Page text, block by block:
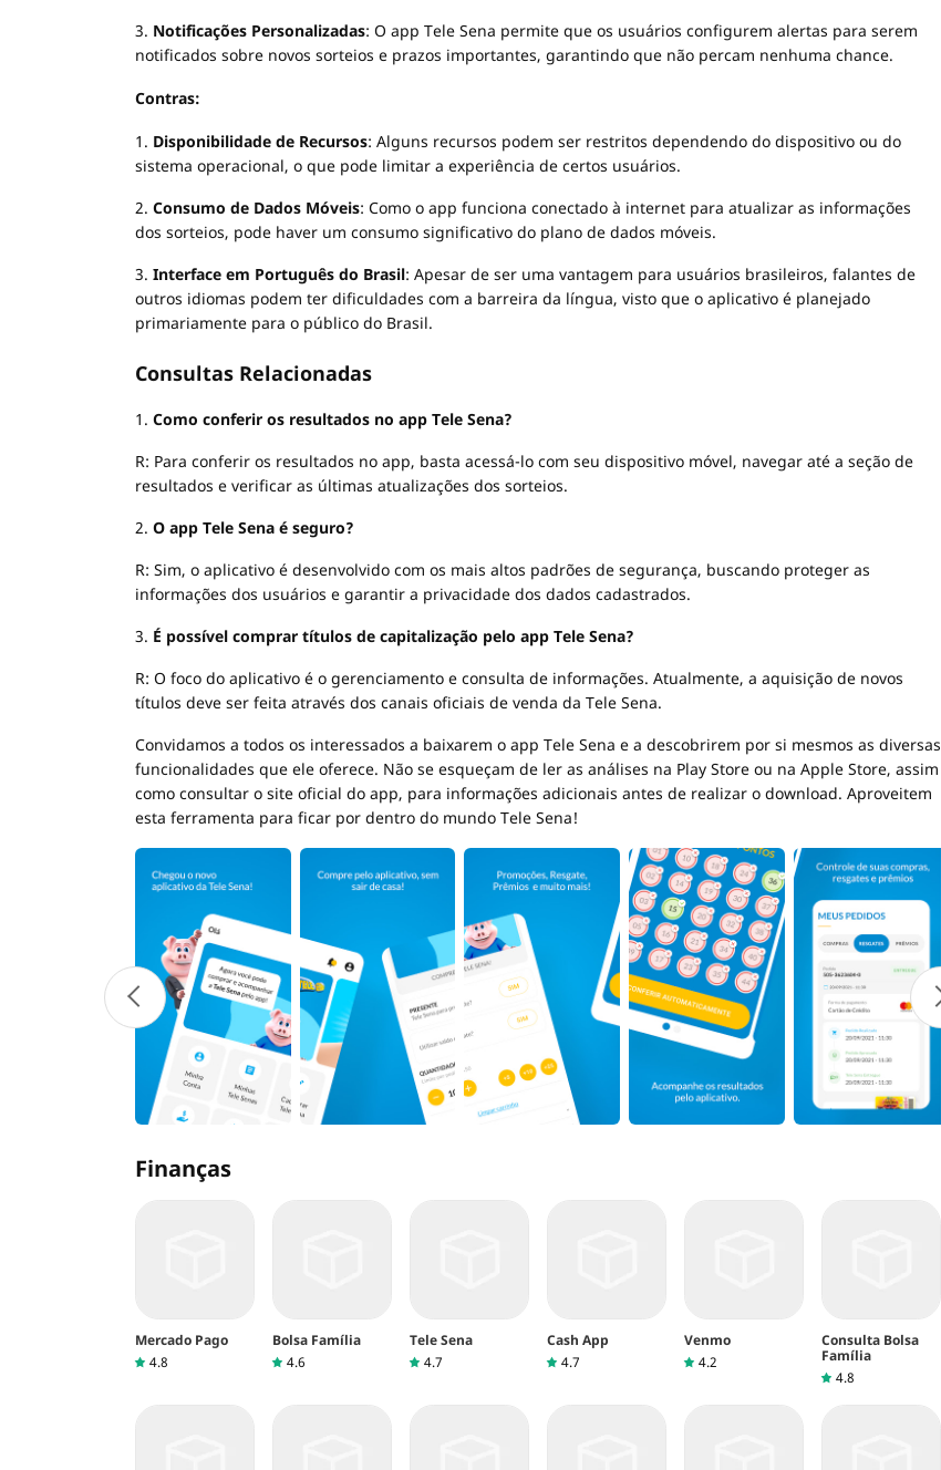
3. Notificações Personalizadas: O app Tele Sena permite que os usuários configurem alertas para serem
notificados sobre novos sorteios e prazos importantes, garantindo que não percam nenhuma chance.
Contras:
1. Disponibilidade de Recursos: Alguns recursos podem ser restritos dependendo do dispositivo ou do
sistema operacional, o que pode limitar a experiência de certos usuários.
2. Consumo de Dados Móveis: Como o app funciona conectado à internet para atualizar as informações
dos sorteios, pode haver um consumo significativo do plano de dados móveis.
3. Interface em Português do Brasil: Apesar de ser uma vantagem para usuários brasileiros, falantes de
outros idiomas podem ter dificuldades com a barreira da língua, visto que o aplicativo é planejado
primariamente para o público do Brasil.
Consultas Relacionadas
1. Como conferir os resultados no app Tele Sena?
R: Para conferir os resultados no app, basta acessá-lo com seu dispositivo móvel, navegar até a seção de
resultados e verificar as últimas atualizações dos sorteios.
2. O app Tele Sena é seguro?
R: Sim, o aplicativo é desenvolvido com os mais altos padrões de segurança, buscando proteger as
informações dos usuários e garantir a privacidade dos dados cadastrados.
3. É possível comprar títulos de capitalização pelo app Tele Sena?
R: O foco do aplicativo é o gerenciamento e consulta de informações. Atualmente, a aquisição de novos
títulos deve ser feita através dos canais oficiais de venda da Tele Sena.
Convidamos a todos os interessados a baixarem o app Tele Sena e a descobrirem por si mesmos as diversas
funcionalidades que ele oferece. Não se esqueçam de ler as análises na Play Store ou na Apple Store, assim
como consultar o site oficial do app, para informações adicionais antes de realizar o download. Aproveitem
esta ferramenta para ficar por dentro do mundo Tele Sena!
Finanças
Mercado Pago
4.8
Bolsa Família
4.6
Tele Sena
4.7
Cash App
4.7
Venmo
4.2
Consulta Bolsa
Família
4.8